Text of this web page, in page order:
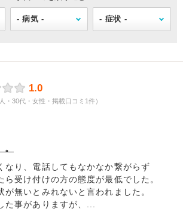
1.0
・30代・女性・掲載口コミ1件）
なり、電話してもなかなか繋がらず
ら受け付けの方の態度が最低でした。
が無いとみれないと言われました。
た事がありますが、...